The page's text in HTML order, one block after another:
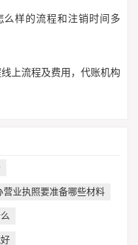
样的流程和注销时间多
上流程及费用，代账机构
营业执照要准备哪些材料